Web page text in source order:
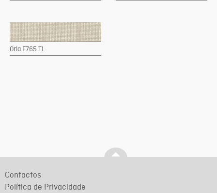
Orla F765 TL
Contactos
Política de Privacidade